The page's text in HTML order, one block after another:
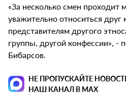
«За несколько смен
уважительно относиться друг
представителям другого
группы, другой конфессии», -
Бибарсов.
НЕ ПРОПУСКАЙТЕ
НАШ КАНАЛ В MAX